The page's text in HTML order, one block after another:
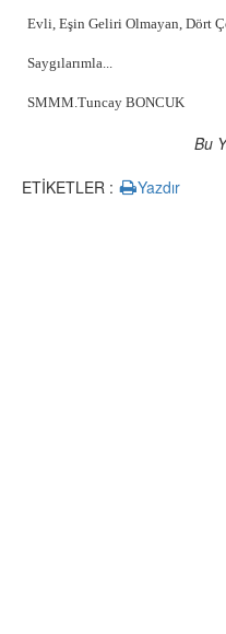
Evli, Eşin Geliri Olmayan, Dört
Saygılarımla...
SMMM.Tuncay BONCUK
Bu
ETİKETLER :
Yazdır